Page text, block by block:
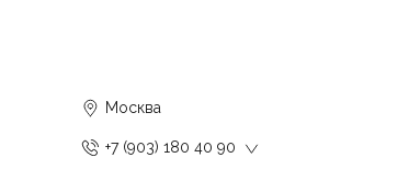
Москва
+7 (903) 180 40 90